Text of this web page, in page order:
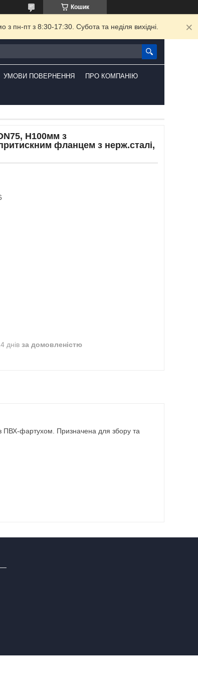
Кошик
пн-пт з 8:30-17:30. Субота та неділя вихідні.
УМОВИ ПОВЕРНЕННЯ ПРО КОМПАНІЮ
Н100мм з
фланцем з нерж.сталі,
днів за домовленістю
ПВХ-фартухом. Призначена для збору та